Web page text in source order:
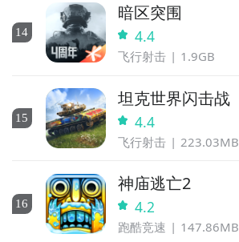
14
暗区突围
4.4
飞行射击 1.9GB
15
坦克世界闪击战
4.4
飞行射击 223.03MB
16
神庙逃亡2
4.2
跑酷竞速 147.86MB